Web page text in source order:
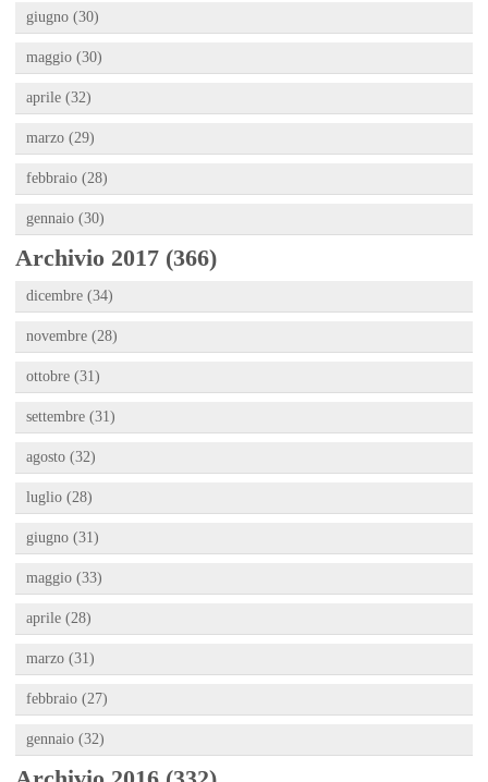
giugno (30)
maggio (30)
aprile (32)
marzo (29)
febbraio (28)
gennaio (30)
Archivio 2017 (366)
dicembre (34)
novembre (28)
ottobre (31)
settembre (31)
agosto (32)
luglio (28)
giugno (31)
maggio (33)
aprile (28)
marzo (31)
febbraio (27)
gennaio (32)